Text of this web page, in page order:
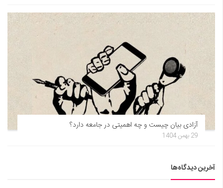
آزادی بیان چیست و چه اهمیتی در جامعه دارد؟
29 بهمن 1404
آخرین دیدگاه‌ها